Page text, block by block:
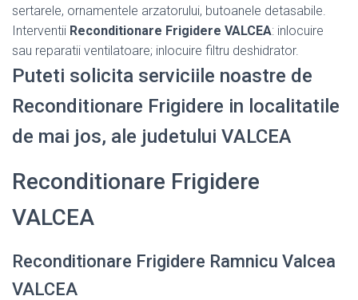
sertarele, ornamentele arzatorului, butoanele detasabile.
Interventii Reconditionare Frigidere VALCEA: inlocuire
sau reparatii ventilatoare; inlocuire filtru deshidrator.
Puteti solicita serviciile noastre de
Reconditionare Frigidere in localitatile
de mai jos, ale judetului VALCEA
Reconditionare Frigidere
VALCEA
Reconditionare Frigidere Ramnicu Valcea
VALCEA